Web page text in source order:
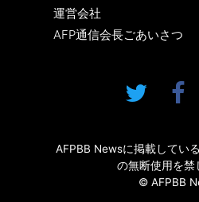
運営会社
AFP通信会長ごあいさつ
AFPBB Newsに掲載してい
の無断使用を禁
© AFPBB